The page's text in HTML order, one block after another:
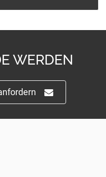
WERDEN